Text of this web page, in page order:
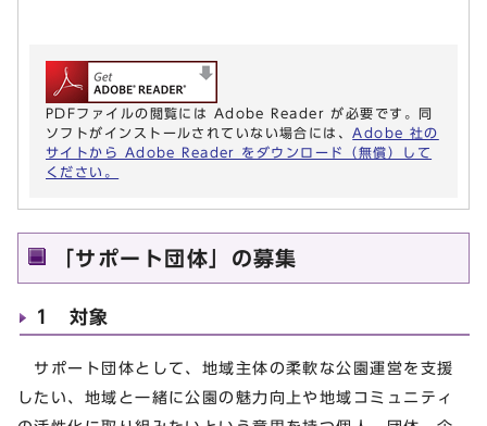
PDFファイルの閲覧には Adobe Reader が必要です。同
ソフトがインストールされていない場合には、 Adobe 社の
サイトから Adobe Reader をダウンロード（無償）して
ください。
「サポート団体」の募集
1 対象
サポート団体として、地域主体の柔軟な公園運営を支援
したい、地域と一緒に公園の魅力向上や地域コミュニティ